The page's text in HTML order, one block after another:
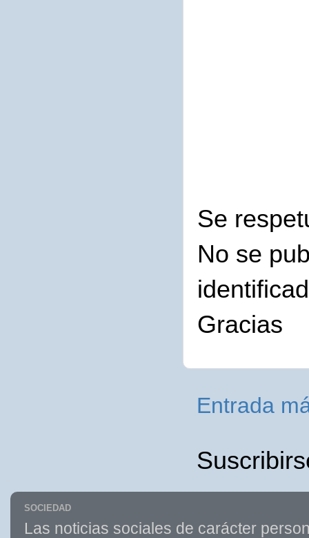
Se
No se
Gracias
Entrada
SOCIEDAD
Las noticias sociales de carácter